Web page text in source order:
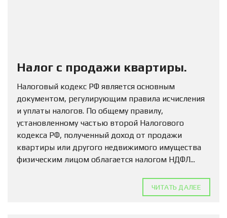
Налог с продажи квартиры.
Налоговый кодекс РФ является основным
документом, регулирующим правила исчисления
и уплаты налогов. По общему правилу,
установленному частью второй Налогового
кодекса РФ, полученный доход от продажи
квартиры или другого недвижимого имущества
физическим лицом облагается налогом НДФЛ...
ЧИТАТЬ ДАЛЕЕ